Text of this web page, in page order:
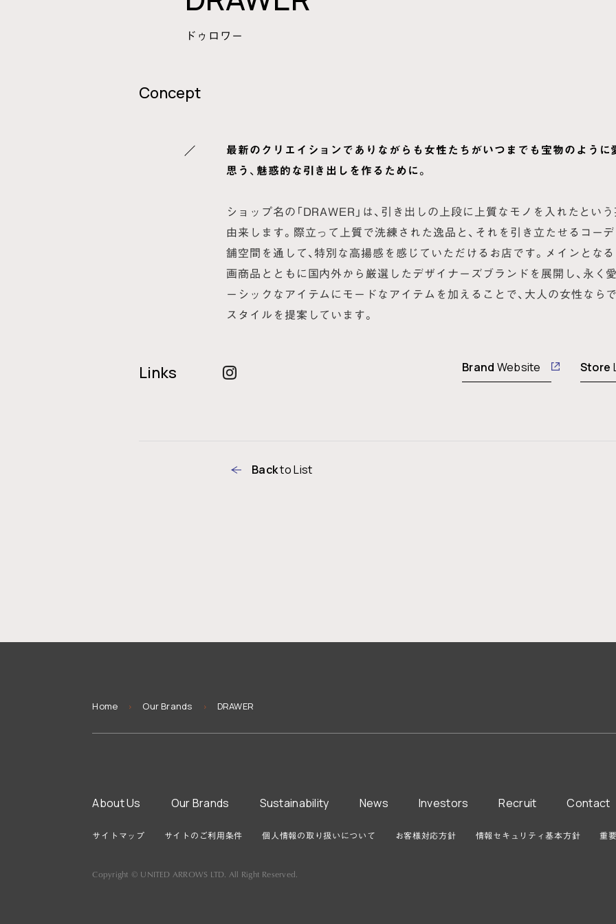
ドゥロワー
Concept
最新のクリエイションでありながらも女性たちがいつまでも宝物のように
思う、魅惑的な引き出しを作るために。
ショップ名の「DRAWER」は、引き出しの上段に上質なモノを入れたとい
由来します。際立って上質で洗練された逸品と、それを引き立たせるコー
舗空間を通して、特別な高揚感を感じていただけるお店です。メインとな
画商品とともに国内外から厳選したデザイナーズブランドを展開し、永く
ーシックなアイテムにモードなアイテムを加えることで、大人の女性なら
スタイルを提案しています。
Links Brand Website Store
Backto List
You
are
Home > Our Brands > DRAWER
About Us Our Brands Sustainability News Investors Recruit Contact
サイトマップ サイトのご利用条件 個人情報の取り扱いについて お客様対応方針 情報セキュリティ基本方針 重
Copyright © UNITED ARROWS LTD. All Right Reserved.